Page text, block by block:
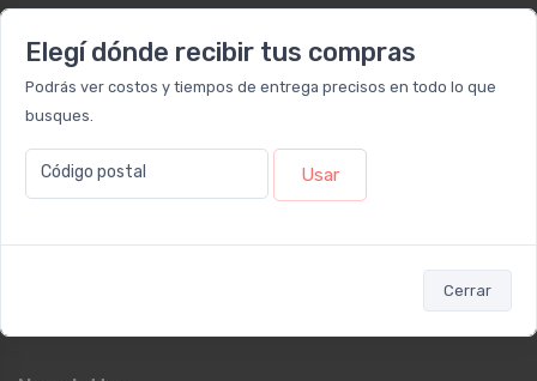
Elegí dónde recibir tus compras
Podrás ver costos y tiempos de entrega precisos en todo lo que
busques.
Código postal Usar
Cerrar
Contacto
Beauty Club
Libro de quejas on-line
Botón de arrepentimiento